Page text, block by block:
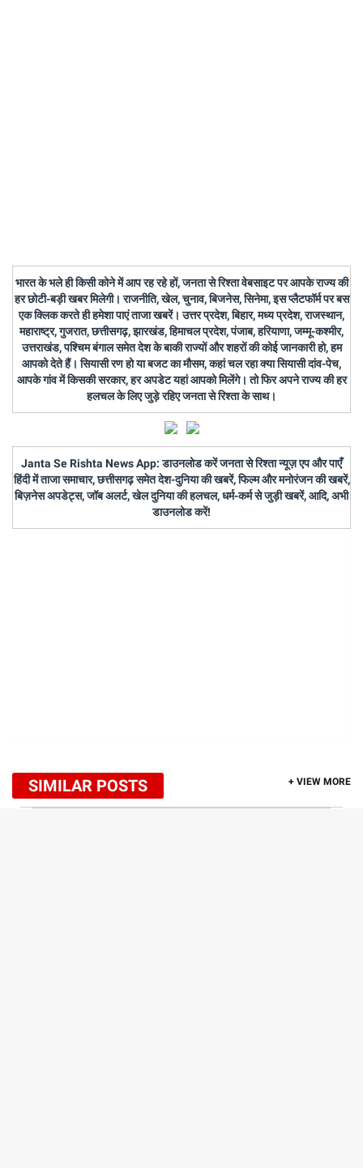
भारत के भले ही किसी कोने में आप रह रहे हों, जनता से रिश्ता वेबसाइट पर आपके राज्य की
हर छोटी-बड़ी खबर मिलेगी। राजनीति, खेल, चुनाव, बिजनेस, सिनेमा, इस प्लैटफॉर्म पर बस
एक क्लिक करते ही हमेशा पाएं ताजा खबरें। उत्तर प्रदेश, बिहार, मध्य प्रदेश, राजस्थान,
महाराष्ट्र, गुजरात, छत्तीसगढ़, झारखंड, हिमाचल प्रदेश, पंजाब, हरियाणा, जम्मू-कश्मीर,
उत्तराखंड, पश्चिम बंगाल समेत देश के बाकी राज्यों और शहरों की कोई जानकारी हो, हम
आपको देते हैं। सियासी रण हो या बजट का मौसम, कहां चल रहा क्या सियासी दांव-पेच,
आपके गांव में किसकी सरकार, हर अपडेट यहां आपको मिलेंगे। तो फिर अपने राज्य की हर
हलचल के लिए जुड़े रहिए जनता से रिश्ता के साथ।
Janta Se Rishta News App: डाउनलोड करें जनता से रिश्ता न्यूज़ एप और पाएँ
हिंदी में ताजा समाचार, छत्तीसगढ़ समेत देश-दुनिया की खबरें, फिल्म और मनोरंजन की खबरें,
बिज़नेस अपडेट्स, जॉब अलर्ट, खेल दुनिया की हलचल, धर्म-कर्म से जुड़ी खबरें, आदि, अभी
डाउनलोड करें!
SIMILAR POSTS + VIEW MORE